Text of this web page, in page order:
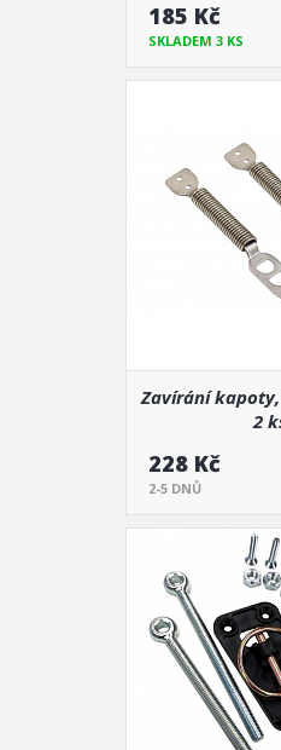
185 Kč
SKLADEM 3 KS
Zavírání
2
228 Kč
2-5 DNŮ